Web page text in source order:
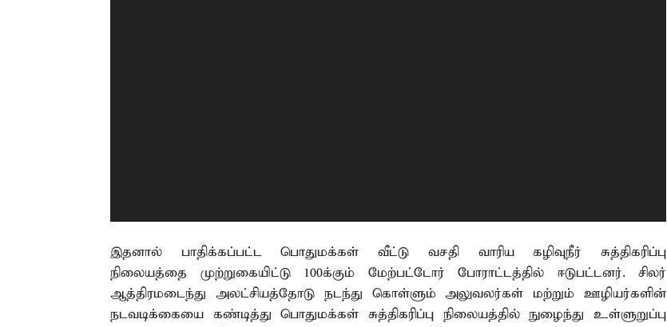
இதனால் பாதிக்கப்பட்ட பொதுமக்கள் வீட்டு வசதி வாரிய கழிவுநீர் சுத்திகரிப்பு
நிலையத்தை முற்றுகையிட்டு 100க்கும் மேற்பட்டோர் போராட்டத்தில் ஈடுபட்டனர். சிலர்
ஆத்திரமடைந்து அலட்சியத்தோடு நடந்து கொள்ளும் அலுவலர்கள் மற்றும் ஊழியர்களின்
நடவடிக்கையை கண்டித்து பொதுமக்கள் சுத்திகரிப்பு நிலையத்தில் நுழைந்து உள்ளுறுப்பு